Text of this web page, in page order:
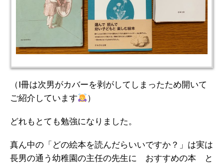
（1冊は次男がカバーを剥がしてしまったため開いて
ご紹介しています
）
どれもとても勉強になりました。
真ん中の「どの絵本を読んだらいいですか？」は実は
長男の通う幼稚園の主任の先生に おすすめの本 と